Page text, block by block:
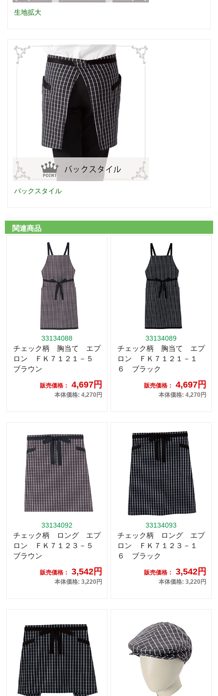
生地拡大
バックスタイル
関連商品
33134088
チェック柄 胸当て エプ
ロン ＦＫ７１２１－５
ブラウン
販売価格： 4,697円
本体価格: 4,270円
33134089
チェック柄 胸当て エプ
ロン ＦＫ７１２１－１
６ ブラック
販売価格： 4,697円
本体価格: 4,270円
33134092
チェック柄 ロング エプ
ロン ＦＫ７１２３－５
ブラウン
販売価格： 3,542円
本体価格: 3,220円
33134093
チェック柄 ロング エプ
ロン ＦＫ７１２３－１
６ ブラック
販売価格： 3,542円
本体価格: 3,220円